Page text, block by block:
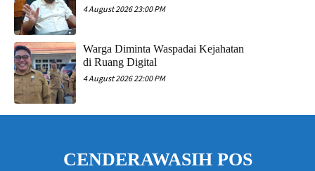
4 August 2026 23:00 PM
Warga Diminta Waspadai Kejahatan
di Ruang Digital
4 August 2026 22:00 PM
CENDERAWASIH POS